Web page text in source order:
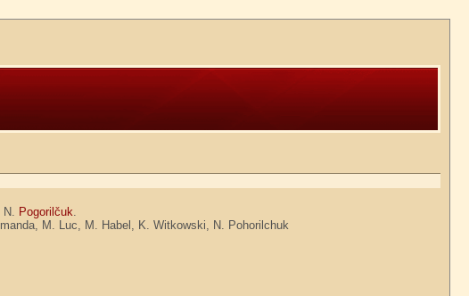
N. Pogorilčuk.
M. Luc, M. Habel, K. Witkowski, N. Pohorilchuk